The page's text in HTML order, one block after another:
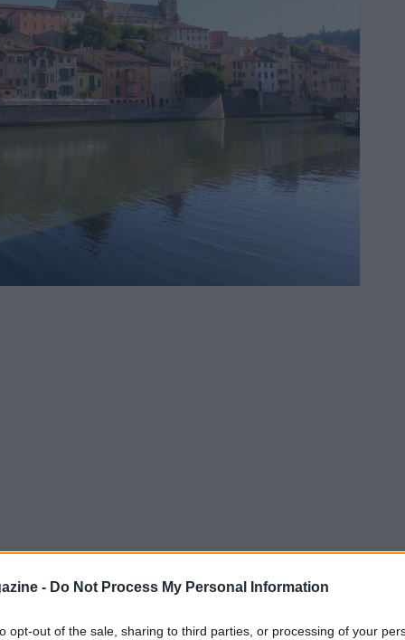
- Do Not Process My Personal Information
opt-out of the sale, sharing to third parties, or processing of your